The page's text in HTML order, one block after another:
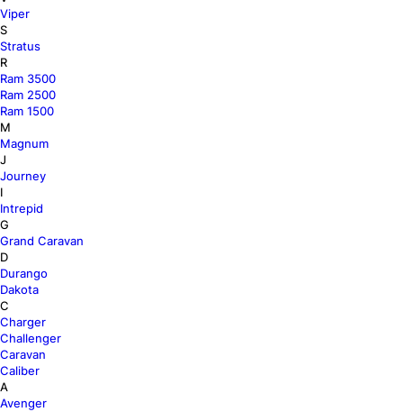
Viper
S
Stratus
R
Ram 3500
Ram 2500
Ram 1500
M
Magnum
J
Journey
I
Intrepid
G
Grand Caravan
D
Durango
Dakota
C
Charger
Challenger
Caravan
Caliber
A
Avenger